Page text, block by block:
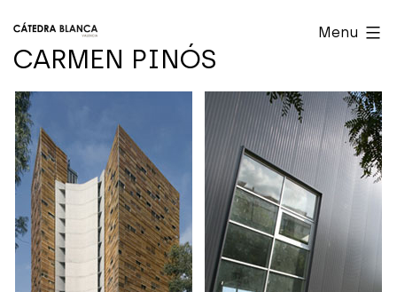
content
Cátedra
Blanca
Menu
CARMEN PINÓS